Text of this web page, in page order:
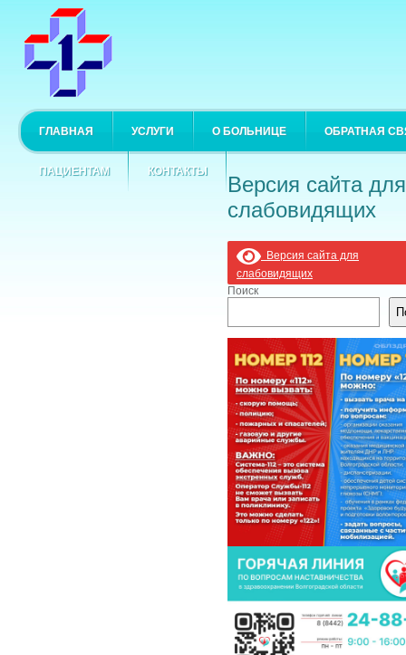
ГЛАВНАЯ УСЛУГИ О БОЛЬНИЦЕ ОБРАТНАЯ
ПАЦИЕНТАМ КОНТАКТЫ
Версия сайта для
слабовидящих
Версия сайта для
слабовидящих
Поиск